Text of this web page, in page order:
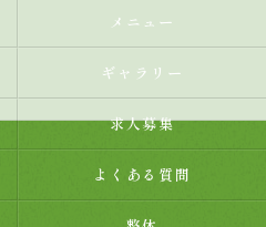
メニュー
ギャラリー
求人募集
よくある質問